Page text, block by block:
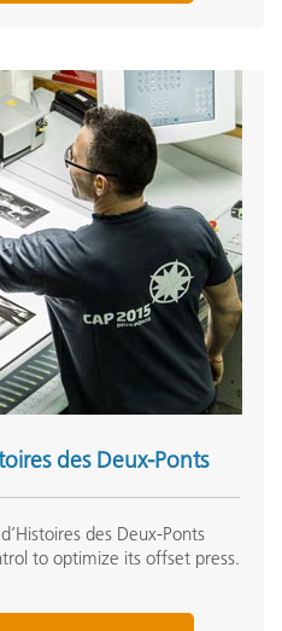
des Deux-Ponts
des Deux-Ponts
to optimize its offset press.